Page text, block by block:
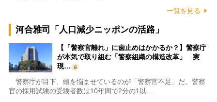
一覧を見る
河合雅司「人口減少ニッポンの活路」
【「警察官離れ」に歯止めはかかるか？】警察庁
が本気で取り組む「警察組織の構造改革」 実
現…
警察庁が目下、頭を悩ませているのが「警察官不足」だ。警察
官の採用試験の受験者数は10年間で2分の1以…